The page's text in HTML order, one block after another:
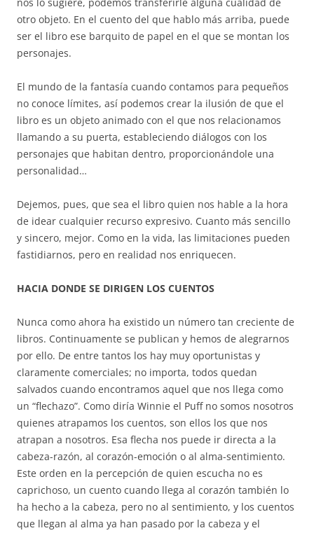
otro objeto. En el cuento del que hablo más arriba, puede
ser el libro ese barquito de papel en el que se montan los
personajes.
El mundo de la fantasía cuando contamos para pequeños
no conoce límites, así podemos crear la ilusión de que el
libro es un objeto animado con el que nos relacionamos
llamando a su puerta, estableciendo diálogos con los
personajes que habitan dentro, proporcionándole una
personalidad…
Dejemos, pues, que sea el libro quien nos hable a la hora
de idear cualquier recurso expresivo. Cuanto más sencillo
y sincero, mejor. Como en la vida, las limitaciones pueden
fastidiarnos, pero en realidad nos enriquecen.
HACIA DONDE SE DIRIGEN LOS CUENTOS
Nunca como ahora ha existido un número tan creciente de
libros. Continuamente se publican y hemos de alegrarnos
por ello. De entre tantos los hay muy oportunistas y
claramente comerciales; no importa, todos quedan
salvados cuando encontramos aquel que nos llega como
un “flechazo”. Como diría Winnie el Puff no somos nosotros
quienes atrapamos los cuentos, son ellos los que nos
atrapan a nosotros. Esa flecha nos puede ir directa a la
cabeza-razón, al corazón-emoción o al alma-sentimiento.
Este orden en la percepción de quien escucha no es
caprichoso, un cuento cuando llega al corazón también lo
ha hecho a la cabeza, pero no al sentimiento, y los cuentos
que llegan al alma ya han pasado por la cabeza y el